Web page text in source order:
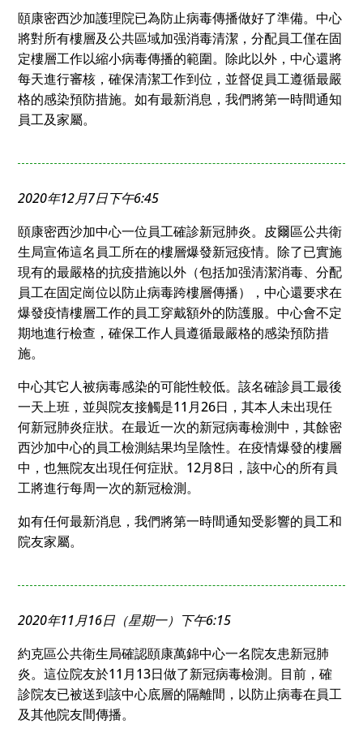
頤康密西沙加護理院已為防止病毒傳播做好了準備。中心
將對所有樓層及公共區域加强消毒清潔，分配員工僅在固
定樓層工作以縮小病毒傳播的範圍。除此以外，中心還將
每天進行審核，確保清潔工作到位，並督促員工遵循最嚴
格的感染預防措施。如有最新消息，我們將第一時間通知
員工及家屬。
2020年12月7日下午6:45
頤康密西沙加中心一位員工確診新冠肺炎。皮爾區公共衛
生局宣佈這名員工所在的樓層爆發新冠疫情。除了已實施
現有的最嚴格的抗疫措施以外（包括加强清潔消毒、分配
員工在固定崗位以防止病毒跨樓層傳播），中心還要求在
爆發疫情樓層工作的員工穿戴額外的防護服。中心會不定
期地進行檢查，確保工作人員遵循最嚴格的感染預防措
施。
中心其它人被病毒感染的可能性較低。該名確診員工最後
一天上班，並與院友接觸是11月26日，其本人未出現任
何新冠肺炎症狀。在最近一次的新冠病毒檢測中，其餘密
西沙加中心的員工檢測結果均呈陰性。在疫情爆發的樓層
中，也無院友出現任何症狀。12月8日，該中心的所有員
工將進行每周一次的新冠檢測。
如有任何最新消息，我們將第一時間通知受影響的員工和
院友家屬。
2020年11月16日（星期一）下午6:15
約克區公共衛生局確認頤康萬錦中心一名院友患新冠肺
炎。這位院友於11月13日做了新冠病毒檢測。目前，確
診院友已被送到該中心底層的隔離間，以防止病毒在員工
及其他院友間傳播。